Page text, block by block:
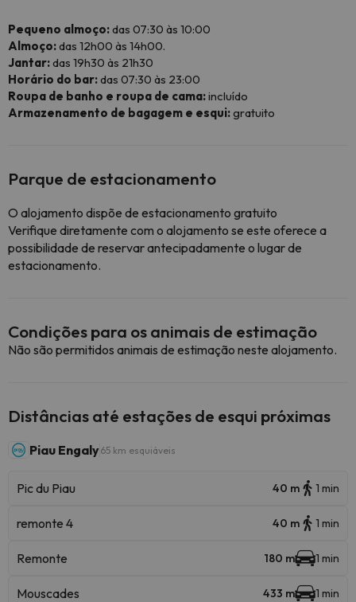
Pequeno almoço:das 07:30 às 10:00
Almoço:das 12h00 às 14h00.
Jantar:das 19h30 às 21h30
Horário do bar:das 07:30 às 23:00
Roupa de banho e roupa de cama:incluído
Armazenamento de bagagem e esqui:gratuito
Parque de estacionamento
O alojamento dispõe de estacionamento gratuito
Verifique diretamente com o alojamento se este oferece a
possibilidade de reservar antecipadamente o lugar de
estacionamento.
Condições para os animais de estimação
Não são permitidos animais de estimação neste alojamento.
Distâncias até estações de esqui próximas
Piau Engaly65 km esquiáveis
Pic du Piau 40 m 1 min
remonte 4 40 m 1 min
Remonte 180 m 1 min
Mouscades 433 m 1 min